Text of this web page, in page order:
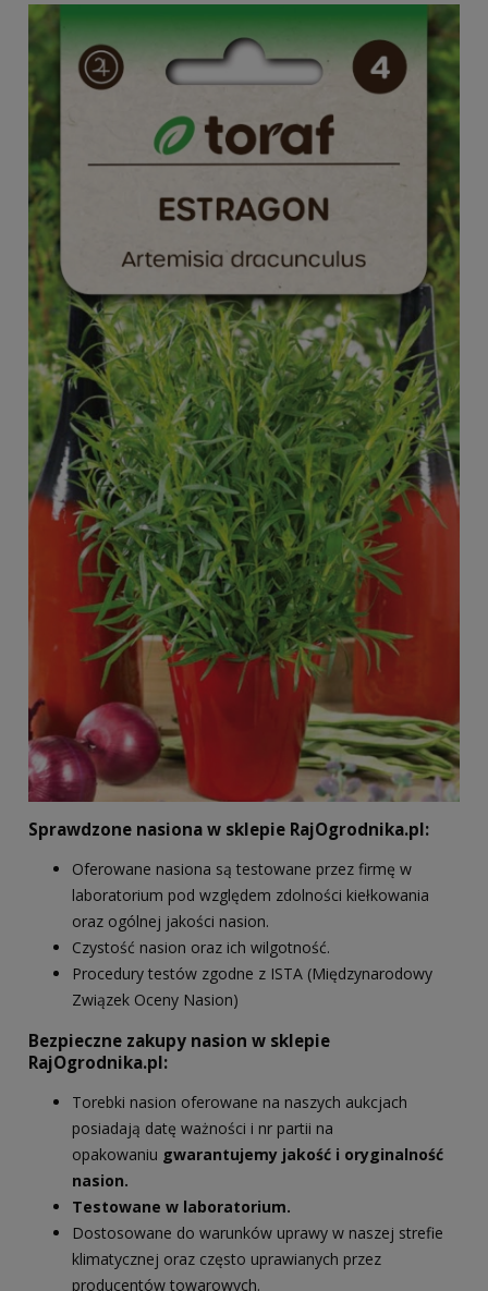
Sprawdzone nasiona w sklepie RajOgrodnika.pl:
Oferowane nasiona są testowane przez firmę w
laboratorium pod względem zdolności kiełkowania
oraz ogólnej jakości nasion.
Czystość nasion oraz ich wilgotność.
Procedury testów zgodne z ISTA (Międzynarodowy
Związek Oceny Nasion)
Bezpieczne zakupy nasion w sklepie
RajOgrodnika.pl:
Torebki nasion oferowane na naszych aukcjach
posiadają datę ważności i nr partii na
opakowaniu gwarantujemy jakość i oryginalność
nasion.
Testowane w laboratorium.
Dostosowane do warunków uprawy w naszej strefie
klimatycznej oraz często uprawianych przez
producentów towarowych.